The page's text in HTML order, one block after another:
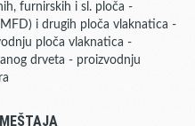
furnirskih i sl. ploča -
i drugih ploča vlaknatica -
ploča vlaknatica -
drveta - proizvodnju